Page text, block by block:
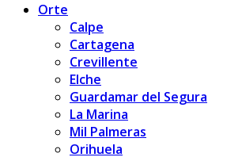
Orte
Calpe
Cartagena
Crevillente
Elche
Guardamar del Segura
La Marina
Mil Palmeras
Orihuela